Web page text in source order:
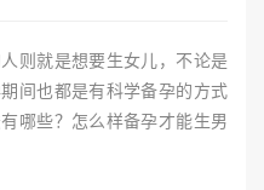
就是想要生女儿，不论是
间也都是有科学备孕的方式
哪些？怎么样备孕才能生男